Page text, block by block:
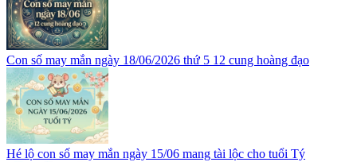
Con số may mắn ngày 18/06/2026 thứ 5 12 cung hoàng đạo
Hé lộ con số may mắn ngày 15/06 mang tài lộc cho tuổi Tý